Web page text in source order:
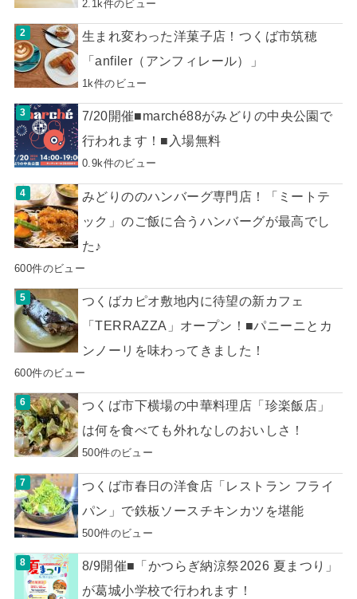
2.1k件のビュー
生まれ変わった洋菓子店！つくば市筑穂
「anfiler（アンフィレール）」
1k件のビュー
7/20開催■marché88がみどりの中央公園で
行われます！■入場無料
0.9k件のビュー
みどりののハンバーグ専門店！「ミートテ
ック」のご飯に合うハンバーグが最高でし
た♪
600件のビュー
つくばカピオ敷地内に待望の新カフェ
「TERRAZZA」オープン！■パニーニとカ
ンノーリを味わってきました！
600件のビュー
つくば市下横場の中華料理店「珍楽飯店」
は何を食べても外れなしのおいしさ！
500件のビュー
つくば市春日の洋食店「レストラン フライ
パン」で鉄板ソースチキンカツを堪能
500件のビュー
8/9開催■「かつらぎ納涼祭2026 夏まつり」
が葛城小学校で行われます！